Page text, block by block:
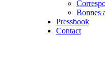
Bonnes
Pressbook
Contact